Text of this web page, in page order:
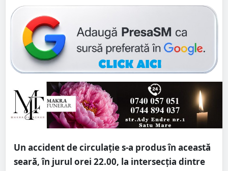
Un accident de circulație s-a produs în această
seară, în jurul orei 22.00, la intersecția dintre